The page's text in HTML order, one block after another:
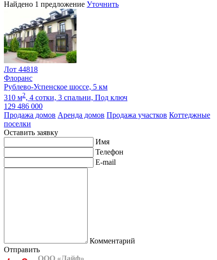
Найдено 1 предложение Уточнить
Лот 44818
Флоранс
Рублево-Успенское шоссе, 5 км
310 м2, 4 сотки, 3 спальни, Под ключ
129 486 000
Продажа домов Аренда домов Продажа участков Коттеджные
поселки
Оставить заявку
Имя
Телефон
E-mail
Комментарий
Отправить